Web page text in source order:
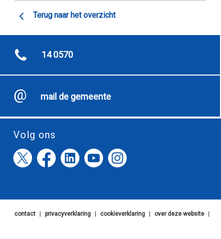
Terug naar het overzicht
14 0570
mail de gemeente
Volg ons
contact privacyverklaring cookieverklaring over deze website